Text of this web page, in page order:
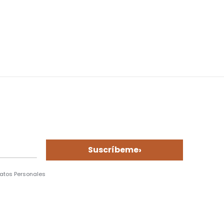
Suscríbeme›
Personales